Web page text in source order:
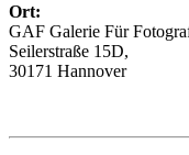
Ort:
GAF Galerie Für
Seilerstraße 15D,
30171 Hannover